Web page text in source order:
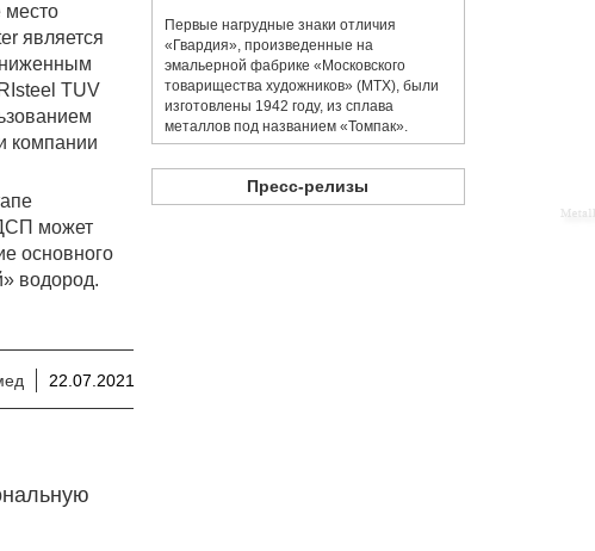
место
является
TUV
компании
может
основного
водород.
22.07.2021
Первые нагрудные знаки отличия
«Гвардия», произведенные на
эмальерной фабрике «​Московского
товарищества художников»​ (МТХ), были
изготовлены 1942 году, из сплава
металлов под названием «​Томпак».
Пресс-релизы